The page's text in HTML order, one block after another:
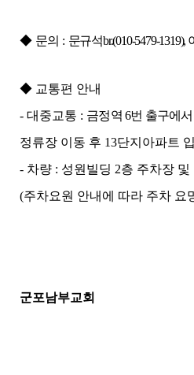
◆ 문의 : 문규석br.(010-5479-1319),
◆ 교통편 안내
-대중교통 : 금정역6번 출구에서
정류장 이동 후 13단지아파트
- 차량 : 성원빌딩 2층 주차장 및
(주차요원 안내에 따라 주차 요
군포남부교회